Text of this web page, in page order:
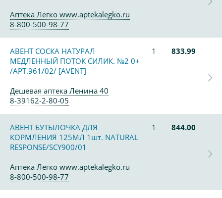
Аптека Легко www.aptekalegko.ru
8-800-500-98-77
АВЕНТ СОСКА НАТУРАЛ
МЕДЛЕННЫЙ ПОТОК СИЛИК. №2 0+
/АРТ.961/02/ [AVENT]
1 833.99
Дешевая аптека Ленина 40
8-39162-2-80-05
АВЕНТ БУТЫЛОЧКА ДЛЯ
КОРМЛЕНИЯ 125МЛ 1шт. NATURAL
RESPONSE/SCY900/01
1 844.00
Аптека Легко www.aptekalegko.ru
8-800-500-98-77